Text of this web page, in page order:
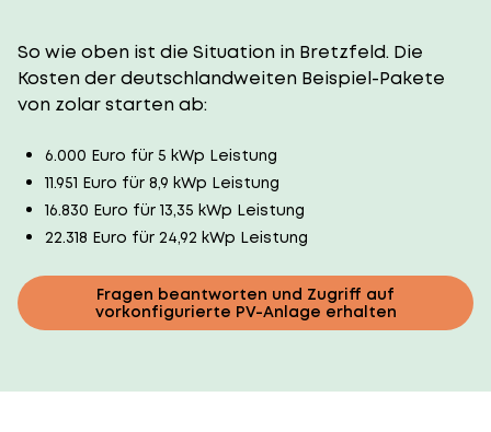
So wie oben ist die Situation in Bretzfeld. Die
Kosten der deutschlandweiten Beispiel-Pakete
von zolar starten ab:
6.000 Euro für 5 kWp Leistung
11.951 Euro für 8,9 kWp Leistung
16.830 Euro für 13,35 kWp Leistung
22.318 Euro für 24,92 kWp Leistung
Fragen beantworten und Zugriff auf
vorkonfigurierte PV-Anlage erhalten